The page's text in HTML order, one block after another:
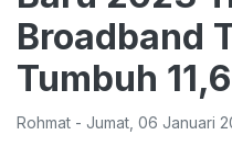
Broadband
Tumbuh
Rohmat - Jumat 06 Januari